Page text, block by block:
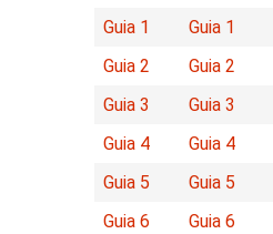
Guia 1
Guia 1
Guia 2
Guia 2
Guia 3
Guia 3
Guia 4
Guia 4
Guia 5
Guia 5
Guia 6
Guia 6